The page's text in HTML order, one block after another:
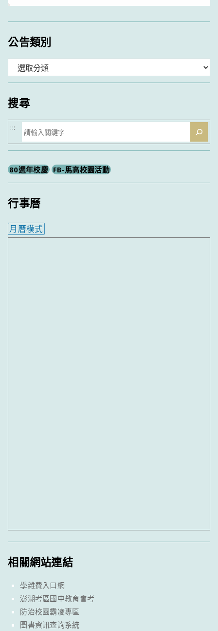
公告類別
類
搜尋
搜
尋
:::
80週年校慶 FB-馬高校園活動
行事曆
月曆模式
相關網站連結
學雜費入口網
澎湖考區國中教育會考
防治校園霸凌專區
圖書資訊查詢系統